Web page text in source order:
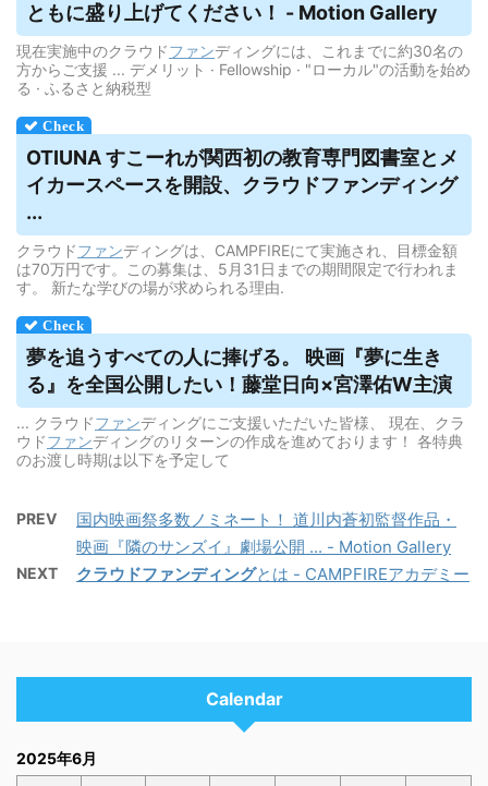
ともに盛り上げてください！ - Motion Gallery
現在実施中のクラウドファンディングには、これまでに約30名の
方からご支援 ... デメリット · Fellowship · "ローカル"の活動を始め
る · ふるさと納税型
OTIUNA すこーれが関西初の教育専門図書室とメ
イカースペースを開設、 クラウドファンディング
...
クラウドファンディングは、CAMPFIREにて実施され、目標金額
は70万円です。この募集は、5月31日までの期間限定で行われま
す。 新たな学びの場が求められる理由.
夢を追うすべての人に捧げる。 映画『夢に生き
る』を全国公開したい！藤堂日向×宮澤佑W主演
... クラウドファンディングにご支援いただいた皆様、 現在、クラ
ウドファンディングのリターンの作成を進めております！ 各特典
のお渡し時期は以下を予定して
PREV
国内映画祭多数ノミネート！ 道川内蒼初監督作品・
映画『隣のサンズイ』劇場公開 ... - Motion Gallery
NEXT クラウドファンディングとは - CAMPFIREアカデミー
Calendar
2025年6月